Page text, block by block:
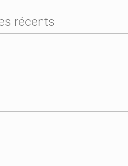
récents